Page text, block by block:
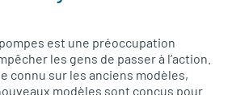
est une préoccupation
les gens de passer à l’action.
connu sur les anciens modèles,
modèles sont conçus pour